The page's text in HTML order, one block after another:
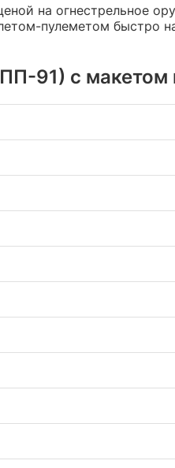
на огнестрельное
пулеметом быстро
91) с макетом